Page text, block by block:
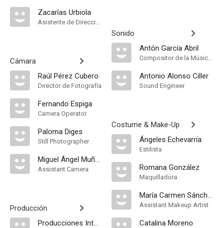
Zacarías Urbiola
Asistente de Dirección
Cámara
Raúl Pérez Cubero
Director de Fotografía
Fernando Espiga
Camera Operator
Paloma Diges
Still Photographer
Miguel Ángel Muñoz
Assistant Camera
Producción
Producciones Internacionales Cinematográficas Asociadas
Sonido
Antón García Abril
Compositor de la Música Original, Música
Antonio Alonso Ciller
Sound Engineer
Costume & Make-Up
Ángeles Echevarría
Estilista
Romana González
Maquilladora
María Carmen Sánchez
Assistant Makeup Artist
Catalina Moreno